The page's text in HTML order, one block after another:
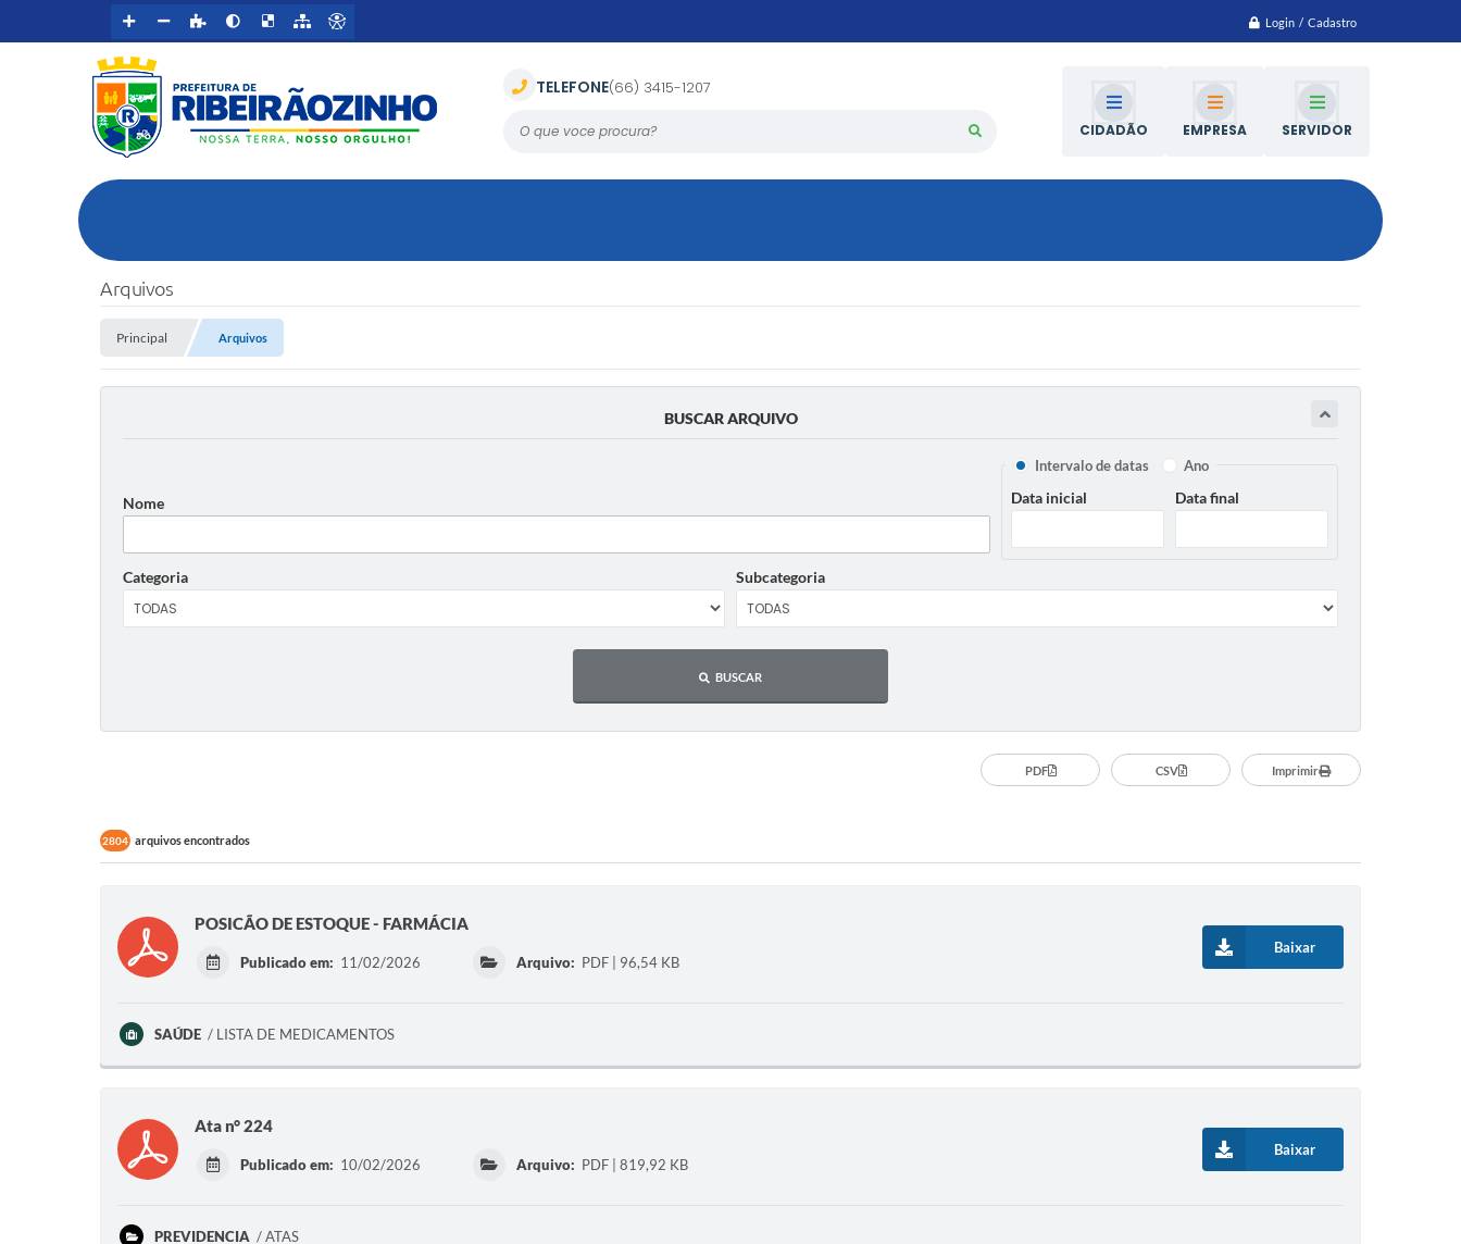
Login / Cadastro
O que voce procura? CIDADÃO EMPRESA SERVIDOR
TELEFONE(66) 3415-1207
Arquivos
Principal Arquivos
BUSCAR ARQUIVO
Nome
Intervalo de datas Ano
Data inicial Data final
Categoria Subcategoria
BUSCAR
PDF CSV Imprimir
2804 arquivos encontrados
POSICÃO DE ESTOQUE - FARMÁCIA
Publicado em: 11/02/2026 Arquivo: PDF | 96,54 KB
Baixar
SAÚDE LISTA DE MEDICAMENTOS
Ata n° 224
Publicado em: 10/02/2026 Arquivo: PDF | 819,92 KB
Baixar
PREVIDENCIA ATAS